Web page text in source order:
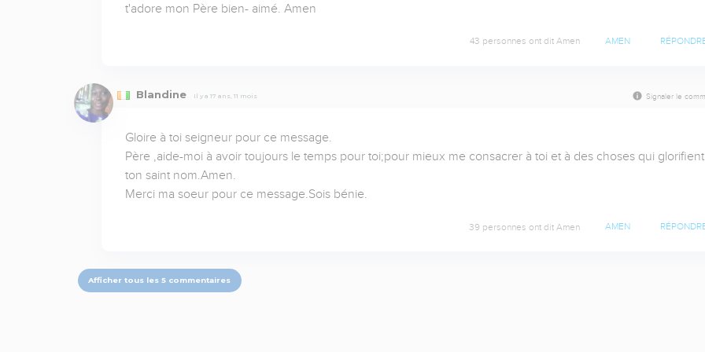
t'adore mon Père bien- aimé. Amen
43 personnes ont dit Amen AMEN
Blandine Il y a 17 ans, 11 mois Signaler le
Gloire à toi seigneur pour ce message.
Père ,aide-moi à avoir toujours le temps pour toi;pour mieux me consacrer à toi et à des choses qui glorifient
ton saint nom.Amen.
Merci ma soeur pour ce message.Sois bénie.
39 personnes ont dit Amen AMEN
Afficher tous les 5 commentaires